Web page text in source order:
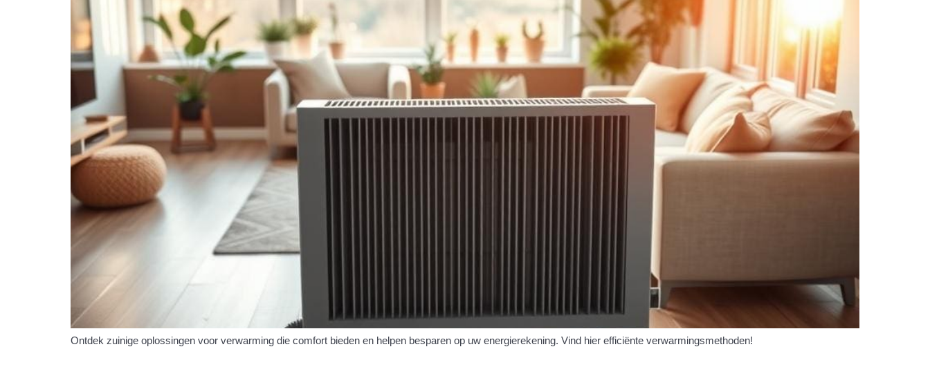
Ontdek zuinige oplossingen voor verwarming die comfort bieden en helpen besparen op uw energierekening. Vind hier efficiënte verwarmingsmethoden!